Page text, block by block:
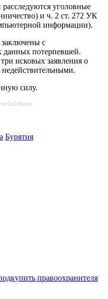
уголовные
и ч. 2 ст. 272 УК
информации).
с
данных потерпевшей.
исковых заявления о
силу.
Ctrl+Enter.
Бурятия
правоохранителя